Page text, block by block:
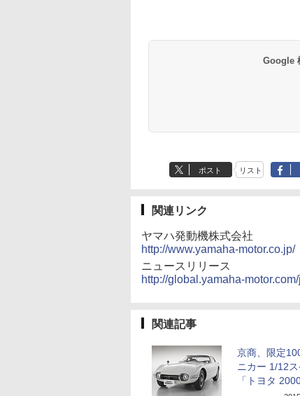
Google
ポスト リスト
関連リンク
ヤマハ発動機株式会社
http://www.yamaha-motor.co.jp/
ニュースリリース
http://global.yamaha-
関連記事
京商、限定
ニカー 1/12
「トヨタ